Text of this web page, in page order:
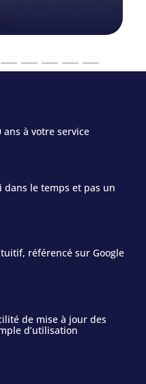
à votre service
dans le temps et pas un
référencé sur Google
de mise à jour des
d’utilisation